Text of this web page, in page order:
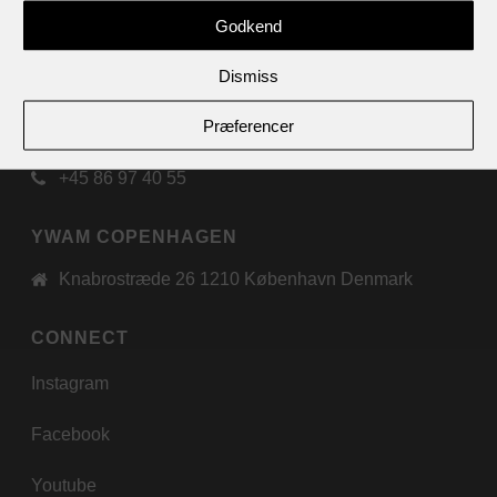
Godkend
Dismiss
Præferencer
YWAM SJELLEBRO
Randersvej 195 8544 Mørke Denmark
+45 86 97 40 55
YWAM COPENHAGEN
Knabrostræde 26 1210 København Denmark
CONNECT
Instagram
Facebook
Youtube